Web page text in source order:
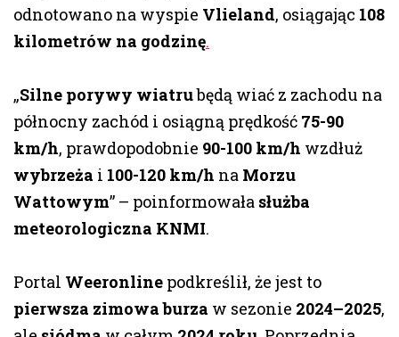
odnotowano na wyspie Vlieland, osiągając 108
kilometrów na godzinę.
„Silne porywy wiatrubędą wiać z zachodu na
północny zachód i osiągną prędkość 75-90
km/h, prawdopodobnie 90-100 km/h wzdłuż
wybrzeża i 100-120 km/h na Morzu
Wattowym” – poinformowała służba
meteorologiczna KNMI.
Portal Weeronline podkreślił, że jest to
pierwsza zimowa burza w sezonie 2024–2025,